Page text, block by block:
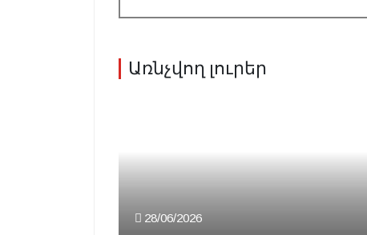
Առնչվող լուրեր
28/06/2026